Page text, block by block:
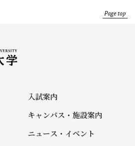
Page top
入試案内
キャンパス・施設案内
ニュース・イベント